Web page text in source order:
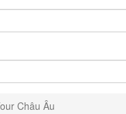
Châu Âu